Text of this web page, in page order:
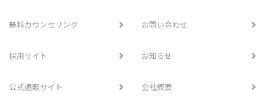
無料カウンセリング お問い合わせ
採用サイト お知らせ
公式通販サイト 会社概要